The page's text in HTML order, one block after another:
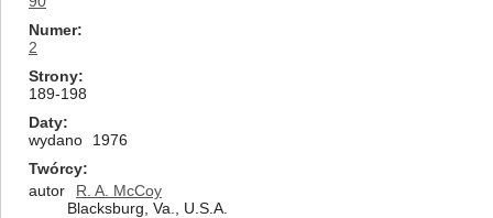
Numer
2
Strony
189-198
Daty
wydano
1976
Twórcy
autor
R. A. McCoy
Blacksburg, Va., U.S.A.